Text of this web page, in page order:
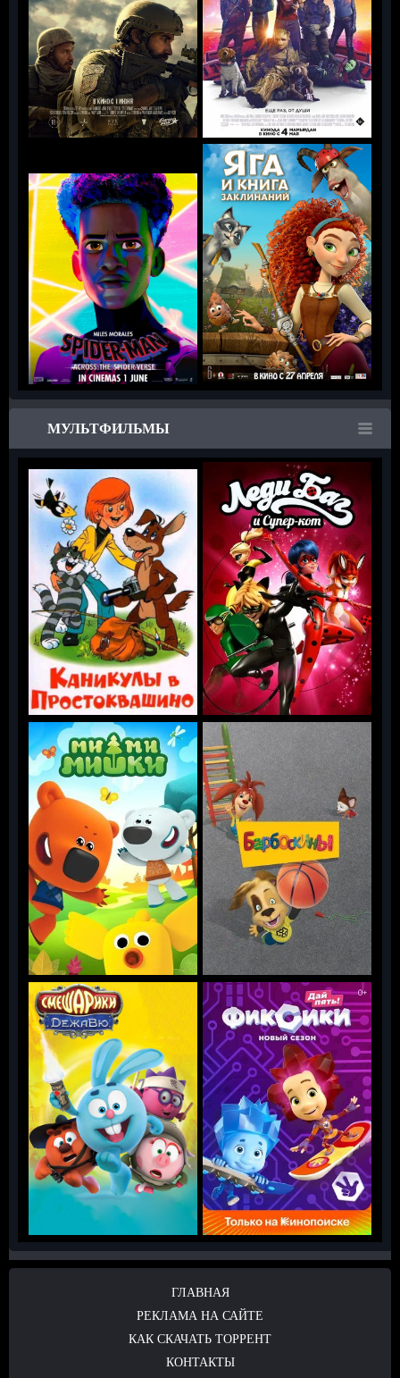
МУЛЬТФИЛЬМЫ
ГЛАВНАЯ
РЕКЛАМА НА САЙТЕ
КАК СКАЧАТЬ ТОРРЕНТ
КОНТАКТЫ